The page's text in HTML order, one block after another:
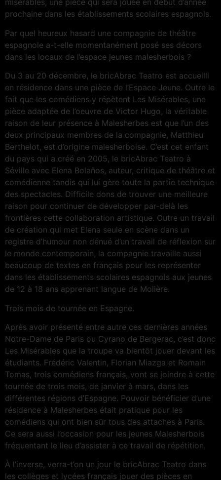
misérables, une pièce qui sera jouée en début d’année
prochaine dans les établissements scolaires espagnols.
Par quel heureux hasard une compagnie de théâtre
espagnole a-t-elle momentanément posé ses décors
dans les locaux de l’espace jeunes malesherbois ?
Du 3 au 20 décembre, le bricAbrac Teatro est accueilli
en résidence dans une pièce de l’Espace Jeune. Outre le
fait que les comédiens y répètent Les Misérables, une
pièce adaptée de l’oeuvre de Victor Hugo, la véritable
raison de leur présence à Malesherbes est que l’un des
deux principaux membres de la compagnie, Matthieu
Berthelot, est d’origine malesherboise. C’est cet enfant
du pays qui a créé en 2005, le bricAbrac Teatro à
Séville avec Elena Bolaños, auteur, critique de théâtre et
comédienne tandis qui lui gère toute la partie technique
des spectacles. Difficile dons de trouver une meilleure
raison pour continuer de développer par-delà les
frontières cette collaboration artistique. Outre un travail
de création qui met Elena seule en scène dans un
registre d’humour non dénué d’un travail de réflexion sur
le monde contemporain, la compagnie travaille aussi
beaucoup de textes en français pour les représenter
dans les établissements scolaires espagnols aux jeunes
de 12 à 18 ans apprenant langue de Molière.
Trois mois de tournée en Espagne.
Après avoir présenté entre autre ces dernières années
Notre-Dame de Paris ou Cyrano de Bergerac, c’est donc
Les Misérables que la troupe va bientôt jouer devant les
étudiants. Frédéric Valentin, Florian Miazga et Romain
Tomas, trois comédiens français, vont se joindre à cette
tournée de trois mois, de janvier à mars, dans les
différentes régions d’Espagne. Pouvoir bénéficier d’une
résidence à Malesherbes était pratique pour les
comédiens qui ont bien sûr tous des attaches à Paris.
Ce sera aussi l’occasion pour les jeunes Malesherbois
fréquentant le lieu d’assister à ce travail de répétition.
À l’inverse, verra-t’on un jour le bricAbrac Teatro dans
les collèges et lycées français jouer des pièces en